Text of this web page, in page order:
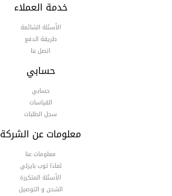
خدمة العملاء
الأسئلة الشائعة
طريقة الدفع
اتصل بنا
حسابي
حسابي
القياسات
سجل الطلبات
معلومات عن الشركة
معلومات عنا
لماذا ثوب بايرلي
الأسئلة المتكررة
الشحن و التوصيل